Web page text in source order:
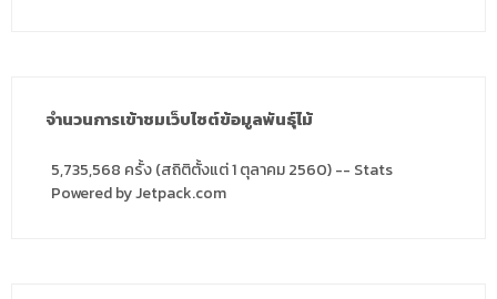
จำนวนการเข้าชมเว็บไซต์ข้อมูลพันธุ์ไม้
5,735,568 ครั้ง (สถิติตั้งแต่ 1 ตุลาคม 2560) -- Stats
Powered by Jetpack.com